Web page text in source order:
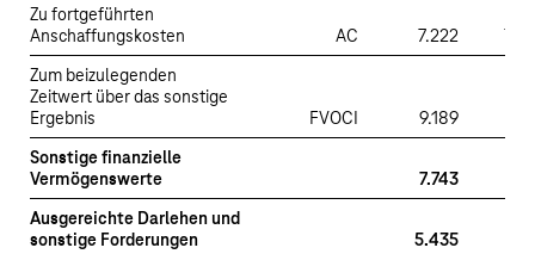
Zu fortgeführten
Anschaffungskosten
AC 7.222
Zum beizulegenden
Zeitwert über das sonstige
Ergebnis
FVOCI 9.189
Sonstige finanzielle
Vermögenswerte
7.743
Ausgereichte Darlehen und
sonstige Forderungen
5.435